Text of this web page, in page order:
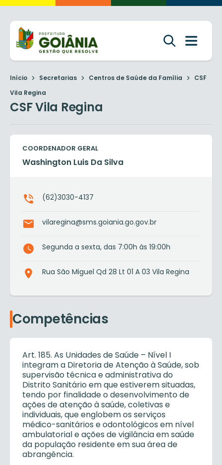
Início Secretarias Centros de Saúde da Família
CSF
Vila Regina
CSF Vila Regina
COORDENADOR GERAL
Washington Luis Da Silva
(62)3030-4137
vilaregina@sms.goiania.go.gov.br
Segunda a sexta, das 7:00h às 19:00h
Rua São Miguel Qd 28 Lt 01 A 03 Vila Regina
Competências
Art. 185. As Unidades de Saúde – Nível I
integram a Diretoria de Atenção à Saúde, sob
supervisão técnica e administrativa do
Distrito Sanitário em que estiverem situadas,
tendo por finalidade o desenvolvimento de
ações de atenção à saúde, coletivas e
individuais, que englobem os serviços
médico-sanitários e odontológicos em nível
ambulatorial e ações de vigilância em saúde
da população residente em sua área de
abrangência.